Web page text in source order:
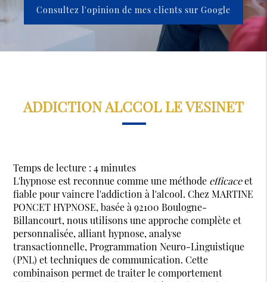
Consultez l'opinion de mes clients sur Google
ADDICTION ALCCOL LE VESINET
Temps de lecture : 4 minutes
L'hypnose est reconnue comme une méthode efficaceet
fiable pour vaincre l'addiction à l'alcool. Chez MARTINE
PONCET HYPNOSE, basée à 92100 Boulogne-
Billancourt, nous utilisons une approche complète et
personnalisée, alliant hypnose, analyse
transactionnelle, Programmation Neuro-Linguistique
(PNL) et techniques de communication. Cette
combinaison permet de traiter le comportement